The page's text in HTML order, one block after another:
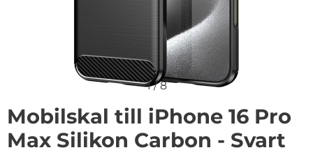
1/8
Mobilskal till iPhone 16 Pro
Max Silikon Carbon - Svart